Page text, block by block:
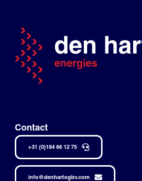
Contact
+31 (0)184 66 12 75
info@denhartogbv.com